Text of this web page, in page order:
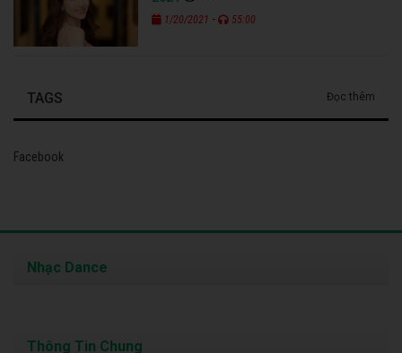
1/20/2021 - 55:00
TAGS Đọc thêm
Facebook
Nhạc Dance
Thông Tin Chung